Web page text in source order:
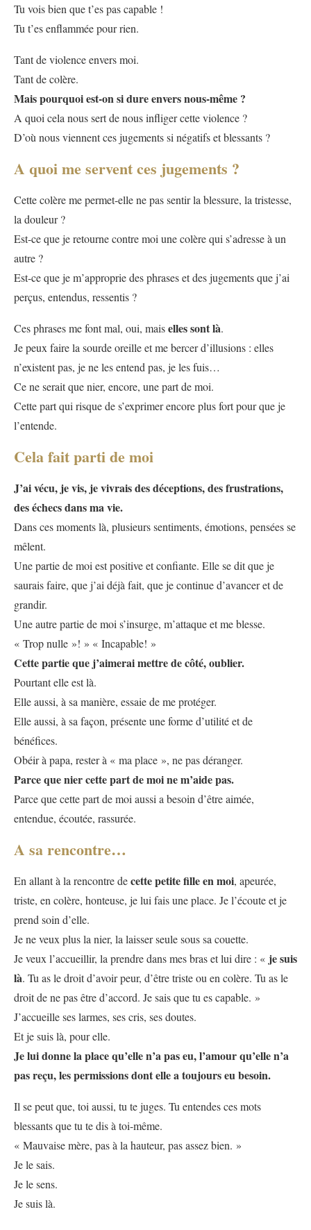
Tu vois bien que t’es pas capable !
Tu t’es enflammée pour rien.
Tant de violence envers moi.
Tant de colère.
Mais pourquoi est-on si dure envers nous-même ?
A quoi cela nous sert de nous infliger cette violence ?
D’où nous viennent ces jugements si négatifs et blessants ?
A quoi me servent ces jugements ?
Cette colère me permet-elle ne pas sentir la blessure, la tristesse,
la douleur ?
Est-ce que je retourne contre moi une colère qui s’adresse à un
autre ?
Est-ce que je m’approprie des phrases et des jugements que j’ai
perçus, entendus, ressentis ?
Ces phrases me font mal, oui, maiselles sont là.
Je peux faire la sourde oreille et me bercer d’illusions : elles
n’existent pas, je ne les entend pas, je les fuis…
Ce ne serait que nier, encore, une part de moi.
Cette part qui risque de s’exprimer encore plus fort pour que je
l’entende.
Cela fait parti de moi
J’ai vécu, je vis, je vivrais des déceptions, des frustrations,
des échecs dans ma vie.
Dans ces moments là, plusieurs sentiments, émotions, pensées se
mêlent.
Une partie de moi est positive et confiante. Elle se dit que je
saurais faire, que j’ai déjà fait, que je continue d’avancer et de
grandir.
Une autre partie de moi s’insurge, m’attaque et me blesse.
« Trop nulle »! » « Incapable! »
Cette partie que j’aimerai mettre de côté, oublier.
Pourtant elle est là.
Elle aussi, à sa manière, essaie de me protéger.
Elle aussi, à sa façon, présente une forme d’utilité et de
bénéfices.
Obéir à papa, rester à « ma place », ne pas déranger.
Parce que nier cette part de moi ne m’aide pas.
Parce que cette part de moi aussi a besoin d’être aimée,
entendue, écoutée, rassurée.
A sa rencontre…
En allant à la rencontre decette petite fille en moi, apeurée,
triste, en colère, honteuse, je lui fais une place. Je l’écoute et je
prend soin d’elle.
Je ne veux plus la nier, la laisser seule sous sa couette.
Je veux l’accueillir, la prendre dans mes bras et lui dire : « je suis
là. Tu as le droit d’avoir peur, d’être triste ou en colère. Tu as le
droit de ne pas être d’accord. Je sais que tu es capable. »
J’accueille ses larmes, ses cris, ses doutes.
Et je suis là, pour elle.
Je lui donne la place qu’elle n’a pas eu, l’amour qu’elle n’a
pas reçu, les permissions dont elle a toujours eu besoin.
Il se peut que, toi aussi, tu te juges. Tu entendes ces mots
blessants que tu te dis à toi-même.
« Mauvaise mère, pas à la hauteur, pas assez bien. »
Je le sais.
Je le sens.
Je suis là.